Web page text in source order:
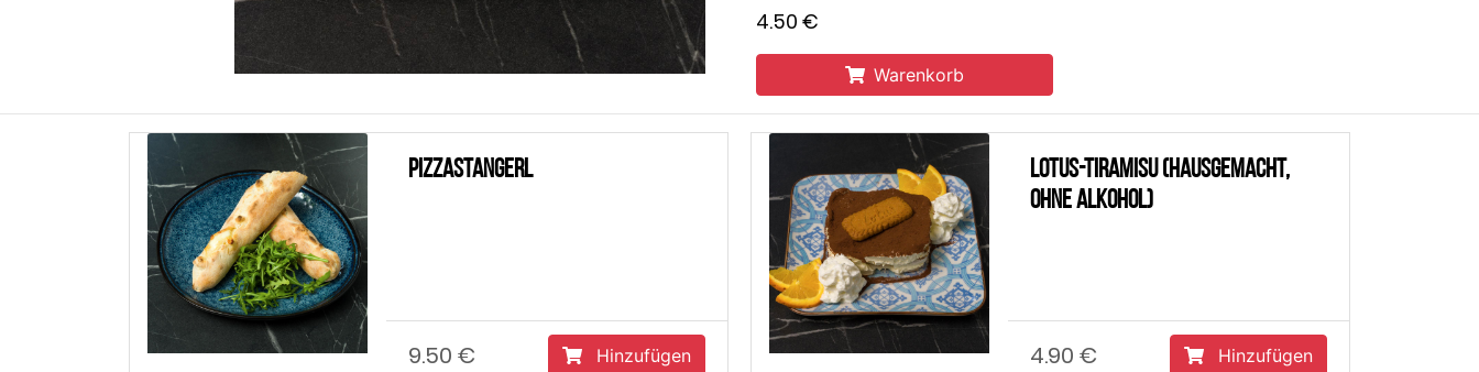
4.50 €
Warenkorb
Pizzastangerl
9.50 € Hinzufügen
Lotus-Tiramisu (Hausgemacht,
ohne Alkohol)
4.90 € Hinzufügen